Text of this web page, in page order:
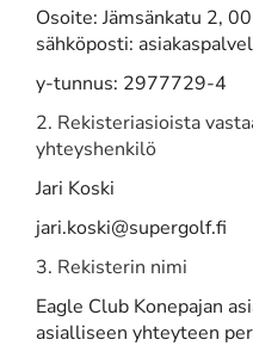
Osoite: Jämsänkatu 2,
sähköposti:
y-tunnus: 2977729-4
2. Rekisteriasioista
yhteyshenkilö
Jari Koski
jari.koski@supergolf.fi
3. Rekisterin nimi
Eagle Club Konepajan
asialliseen yhteyteen